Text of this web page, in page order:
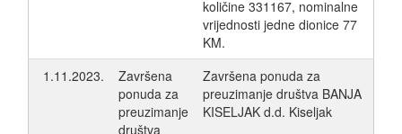
količine 331167, nominalne
vrijednosti jedne dionice 77
KM.
1.11.2023.
Završena
ponuda za
preuzimanje
društva
Završena ponuda za
preuzimanje društva BANJA
KISELJAK d.d. Kiseljak